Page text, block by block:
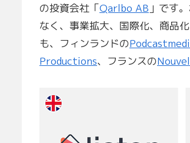
の投資会社「Qarlbo AB 」です
なく、事業拡大、国際化、商品
も、フィンランドの
Productions、フランスの